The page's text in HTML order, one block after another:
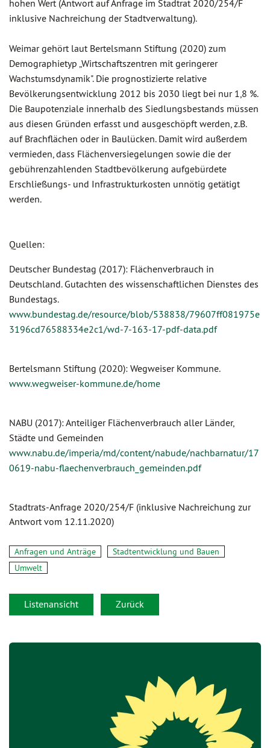
hohen Wert (Antwort auf Anfrage im Stadtrat 2020/254/F
inklusive Nachreichung der Stadtverwaltung).
Weimar gehört laut Bertelsmann Stiftung (2020) zum
Demographietyp „Wirtschaftszentren mit geringerer
Wachstumsdynamik". Die prognostizierte relative
Bevölkerungsentwicklung 2012 bis 2030 liegt bei nur 1,8 %.
Die Baupotenziale innerhalb des Siedlungsbestands müssen
aus diesen Gründen erfasst und ausgeschöpft werden, z.B.
auf Brachflächen oder in Baulücken. Damit wird außerdem
vermieden, dass Flächenversiegelungen sowie die der
gebührenzahlenden Stadtbevölkerung aufgebürdete
Erschließungs- und Infrastrukturkosten unnötig getätigt
werden.
Quellen:
Deutscher Bundestag (2017): Flächenverbrauch in
Deutschland. Gutachten des wissenschaftlichen Dienstes des
Bundestags.
www.bundestag.de/resource/blob/538838/79607ff081975e
3196cd76588334e2c1/wd-7-163-17-pdf-data.pdf
Bertelsmann Stiftung (2020): Wegweiser Kommune.
www.wegweiser-kommune.de/home
NABU (2017): Anteiliger Flächenverbrauch aller Länder,
Städte und Gemeinden
www.nabu.de/imperia/md/content/nabude/nachbarnatur/17
0619-nabu-flaechenverbrauch_gemeinden.pdf
Stadtrats-Anfrage 2020/254/F (inklusive Nachreichung zur
Antwort vom 12.11.2020)
Anfragen und Anträge
Stadtentwicklung und Bauen
Umwelt
Listenansicht Zurück